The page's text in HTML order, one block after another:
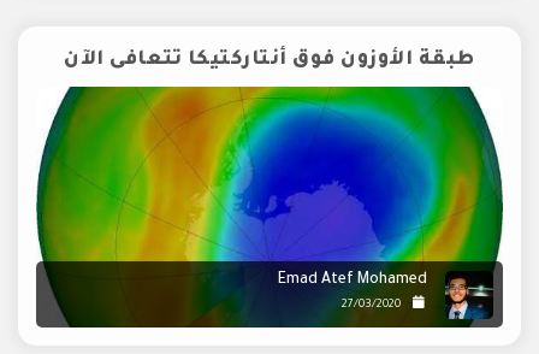
طبقة الأوزون فوق أنتاركتيكا تتعافى الآن
Emad Atef Mohamed
27/03/2020